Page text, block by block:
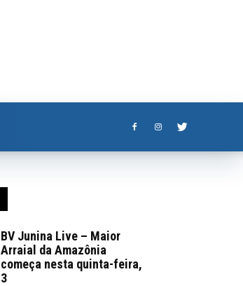
BV Junina Live – Maior
Arraial da Amazônia
começa nesta quinta-feira,
3